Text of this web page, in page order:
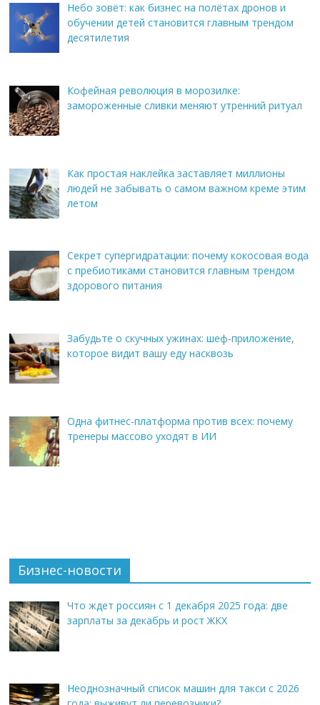
Небо зовёт: как бизнес на полётах дронов и
обучении детей становится главным трендом
десятилетия
Кофейная революция в морозилке:
замороженные сливки меняют утренний ритуал
Как простая наклейка заставляет миллионы
людей не забывать о самом важном креме этим
летом
Секрет супергидратации: почему кокосовая вода
с пребиотиками становится главным трендом
здорового питания
Забудьте о скучных ужинах: шеф-приложение,
которое видит вашу еду насквозь
Одна фитнес-платформа против всех: почему
тренеры массово уходят в ИИ
Бизнес-новости
Что ждет россиян с 1 декабря 2025 года: две
зарплаты за декабрь и рост ЖКХ
Неоднозначный список машин для такси с 2026